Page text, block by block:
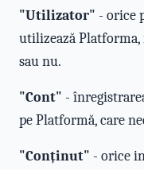
"Utilizator" - orice
utilizează
sau nu.
"Cont" -
pe Platformă, care
"Conținut" - orice